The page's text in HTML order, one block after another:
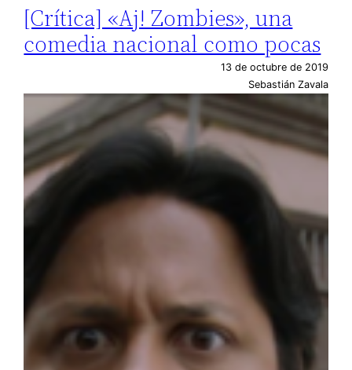
[Crítica] «Aj! Zombies», una
comedia nacional como pocas
13 de octubre de 2019
Sebastián Zavala